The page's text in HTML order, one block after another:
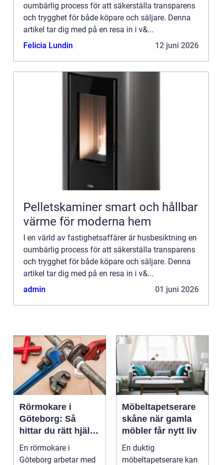
oumbärlig process för att säkerställa transparens
och trygghet för både köpare och säljare. Denna
artikel tar dig med på en resa in i v&...
Felicia Lundin
12 juni 2026
Pelletskaminer smart och hållbar
värme för moderna hem
I en värld av fastighetsaffärer är husbesiktning en
oumbärlig process för att säkerställa transparens
och trygghet för både köpare och säljare. Denna
artikel tar dig med på en resa in i v&...
admin
01 juni 2026
Rörmokare i
Göteborg: Så
hittar du rätt hjälp
för vatten, värme
och avlopp
En rörmokare i
Göteborg arbetar med
Möbeltapetserare
skåne när gamla
möbler får nytt liv
En duktig
möbeltapetserare kan